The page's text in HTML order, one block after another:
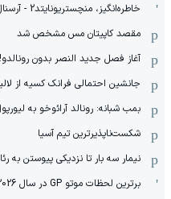
خاطره‌انگیز، منچستریونایتد2 - آرسنال 0
مقصد کاپیتان مس مشخص شد
آغاز فصل جدید النصر بدون رونالدو!
جانشین احتمالی فرانک کسیه از
بمب شبانه: رونالد آرائوخو به
شکست‌ناپذیرترین تیم آسیا
نیمار سه بار تا نزدیکی پیوستن به
برترین لحظات موتو GP در سال 2026